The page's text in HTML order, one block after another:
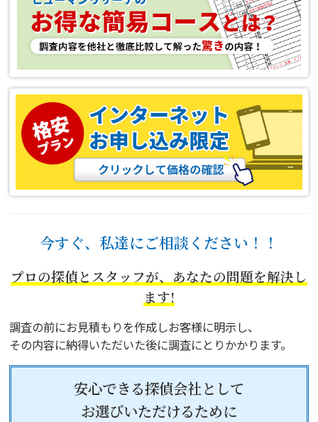
今すぐ、私達にご相談ください！！
プロの探偵とスタッフが、あなたの問題を解決し
ます!
調査の前にお見積もりを作成しお客様に明示し、
その内容に納得いただいた後に調査にとりかかります。
安心できる探偵会社として
お選びいただけるために